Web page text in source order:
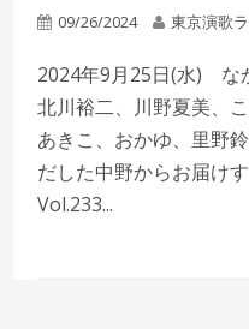
09/26/2024 東京演歌
2024年9月25日(水) な
北川裕二、川野夏美、
あきこ、おかゆ、里野
だした中野からお届け
Vol.233...